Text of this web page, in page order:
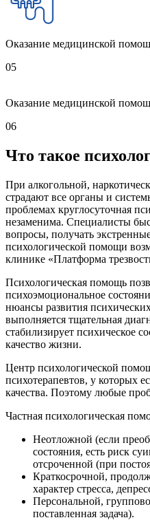
Оказание медицинской
05
Оказание медицинской
06
Что такое
При алкогольной,
страдают все органы и
проблемах круглосуточная
незаменима. Специалисты
вопросы, получать
психологической помощи
клинике «Платформа
Психологическая помощь
психоэмоциональное
нюансы развития
выполняется тщательная
стабилизирует психическое
качество жизни.
Центр психологической
психотерапевтов, у которых
качества. Поэтому любые
Частная психологическая
Неотложной (если
состояния, есть риск
отсроченной (при
Краткосрочной,
характер стресса,
Персональной,
поставленная задача).